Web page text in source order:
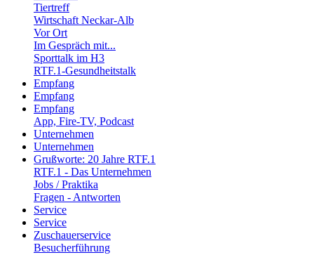
Tiertreff
Wirtschaft Neckar-Alb
Vor Ort
Im Gespräch mit...
Sporttalk im H3
RTF.1-Gesundheitstalk
Empfang
Empfang
Empfang
App, Fire-TV, Podcast
Unternehmen
Unternehmen
Grußworte: 20 Jahre RTF.1
RTF.1 - Das Unternehmen
Jobs / Praktika
Fragen - Antworten
Service
Service
Zuschauerservice
Besucherführung